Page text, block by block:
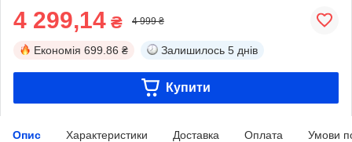
4 299,14 ₴ 4 999 ₴
Економія 699.86 ₴ Залишилось 5 днів
Купити
Опис Характеристики Доставка Оплата Умови